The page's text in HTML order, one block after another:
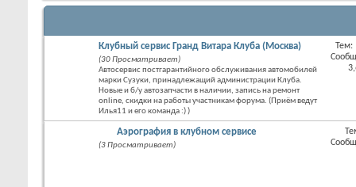
Клубный сервис Гранд Витара Клуба (Москва)
(30 Просматривает)
Автосервис постгарантийного обслуживания автомобилей
марки Сузуки, принадлежащий администрации Клуба.
Новые и б/у автозапчасти в наличии, запись на ремонт
online, скидки на работы участникам форума. (Приём ведут
Илья11 и его команда :) )
RSS
лента
Тем:
Аэрография в клубном сервисе
(3 Просматривает)
лента